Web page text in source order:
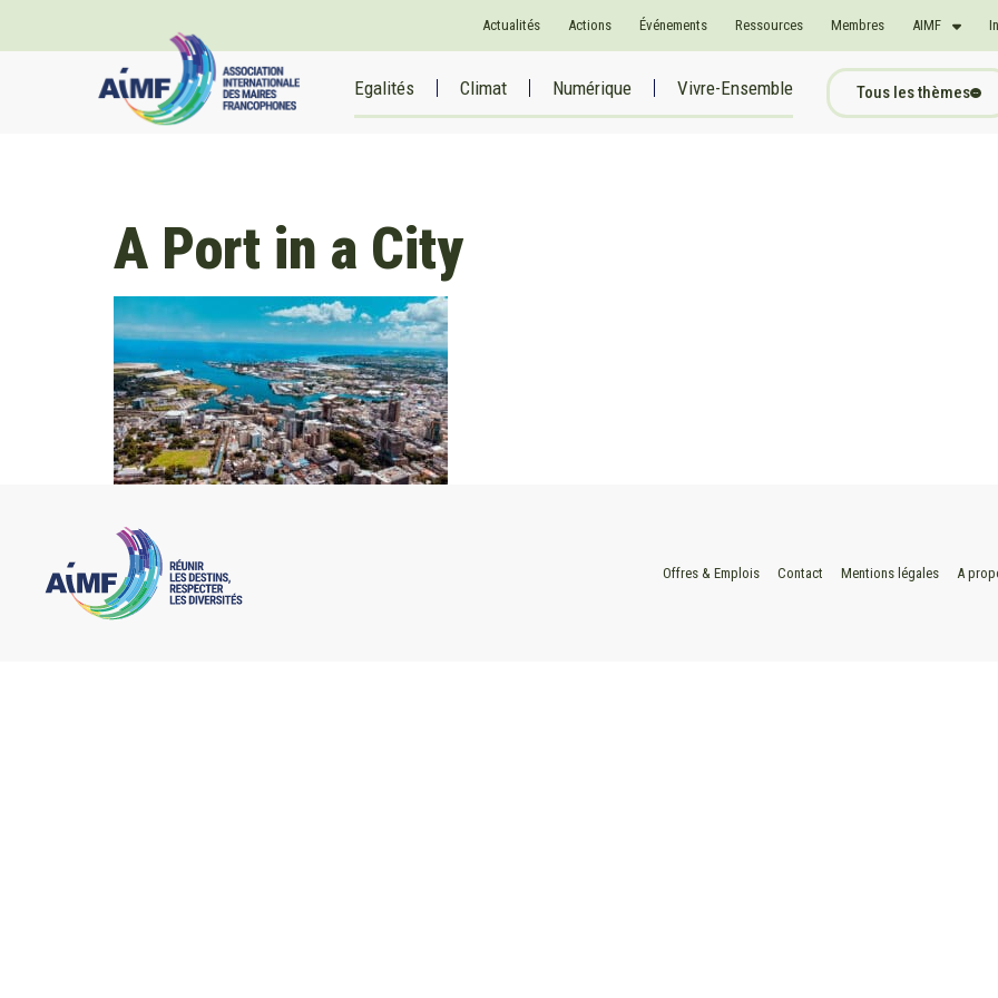
Actualités Actions Événements Ressources Membres AIMF
Egalités Climat Numérique Vivre-Ensemble Tous les thèmes
A Port in a City
Offres & Emplois Contact Mentions légales A